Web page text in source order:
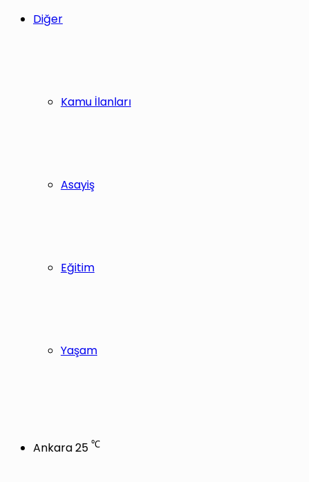
Diğer
Kamu İlanları
Asayiş
Eğitim
Yaşam
Ankara25 ℃